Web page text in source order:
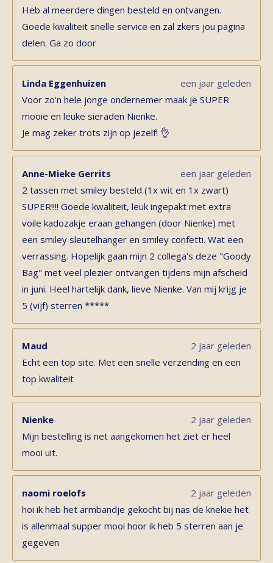
Heb al meerdere dingen besteld en ontvangen.
Goede kwaliteit snelle service en zal zkers jou pagina
delen. Ga zo door
Linda Eggenhuizen
een jaar geleden
Voor zo'n hele jonge ondernemer maak je SUPER
mooie en leuke sieraden Nienke.
Je mag zeker trots zijn op jezelf! 👌
Anne-Mieke Gerrits
een jaar geleden
2 tassen met smiley besteld (1x wit en 1x zwart)
SUPER!!!! Goede kwaliteit, leuk ingepakt met extra
voile kadozakje eraan gehangen (door Nienke) met
een smiley sleutelhanger en smiley confetti. Wat een
verrassing. Hopelijk gaan mijn 2 collega's deze "Goody
Bag" met veel plezier ontvangen tijdens mijn afscheid
in juni. Heel hartelijk dank, lieve Nienke. Van mij krijg je
5 (vijf) sterren *****
Maud
2 jaar geleden
Echt een top site. Met een snelle verzending en een
top kwaliteit
Nienke
2 jaar geleden
Mijn bestelling is net aangekomen het ziet er heel
mooi uit.
naomi roelofs
2 jaar geleden
hoi ik heb het armbandje gekocht bij nas de knekie het
is allenmaal supper mooi hoor ik heb 5 sterren aan je
gegeven